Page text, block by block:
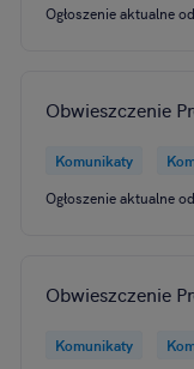
Ogłoszenie aktualne od
Obwieszczenie
Komunikaty
Ogłoszenie aktualne od
Obwieszczenie
Komunikaty